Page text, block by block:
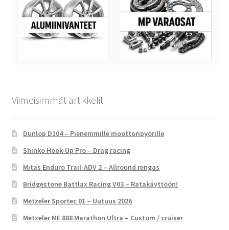
Viimeisimmät artikkelit
Dunlop D104 – Pienemmille moottoripyörille
Shinko Hook-Up Pro – Drag racing
Mitas Enduro Trail-ADV 2 – Allround rengas
Bridgestone Battlax Racing V03 – Ratakäyttöön!
Metzeler Sportec 01 – Uutuus 2026
Metzeler ME 888 Marathon Ultra – Custom / cruiser